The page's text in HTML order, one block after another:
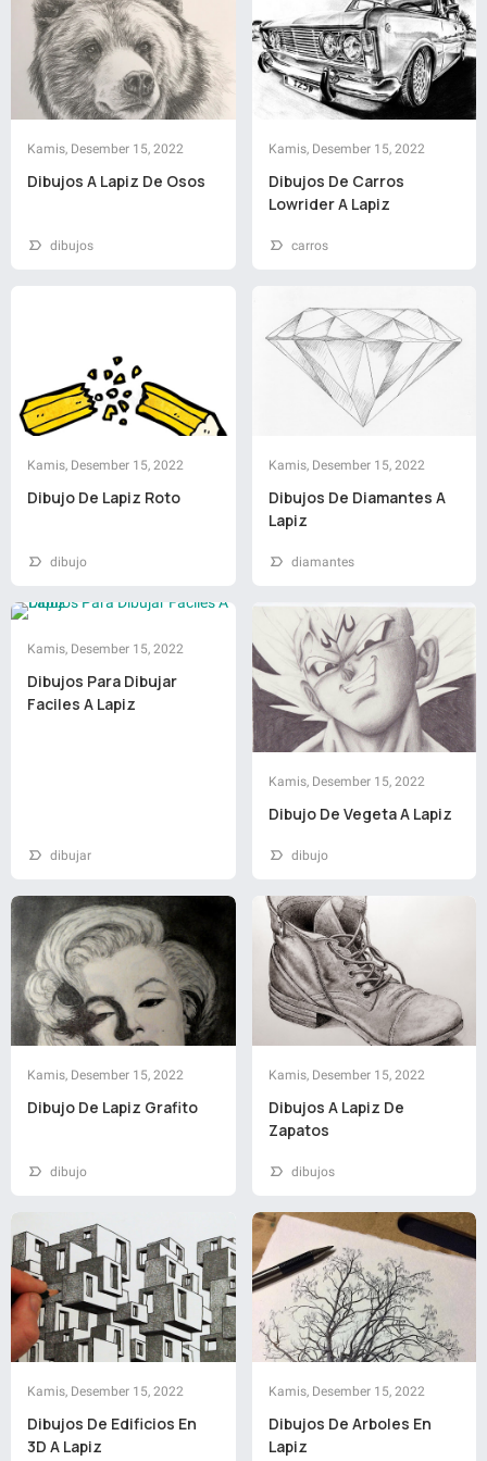
Kamis, Desember 15, 2022
Dibujos A Lapiz De Osos
dibujos
Kamis, Desember 15, 2022
Dibujos De Carros
Lowrider A Lapiz
carros
Kamis, Desember 15, 2022
Dibujo De Lapiz Roto
dibujo
Kamis, Desember 15, 2022
Dibujos De Diamantes A
Lapiz
diamantes
Kamis, Desember 15, 2022
Dibujos Para Dibujar
Faciles A Lapiz
dibujar
Kamis, Desember 15, 2022
Dibujo De Vegeta A Lapiz
dibujo
Kamis, Desember 15, 2022
Dibujo De Lapiz Grafito
dibujo
Kamis, Desember 15, 2022
Dibujos A Lapiz De
Zapatos
dibujos
Kamis, Desember 15, 2022
Dibujos De Edificios En
3D A Lapiz
Kamis, Desember 15, 2022
Dibujos De Arboles En
Lapiz